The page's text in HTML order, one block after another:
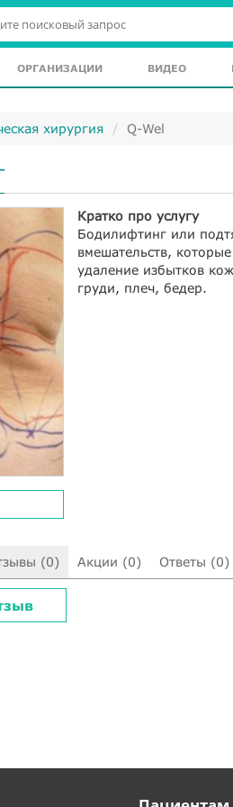
ОРГАНИЗАЦИИ ВИДЕО
хирургия Q-Wel
Кратко про услугу
Бодилифтинг или
вмешательств,
удаление избытков
груди, плеч, бедер.
(0) Акции (0) Ответы (0)